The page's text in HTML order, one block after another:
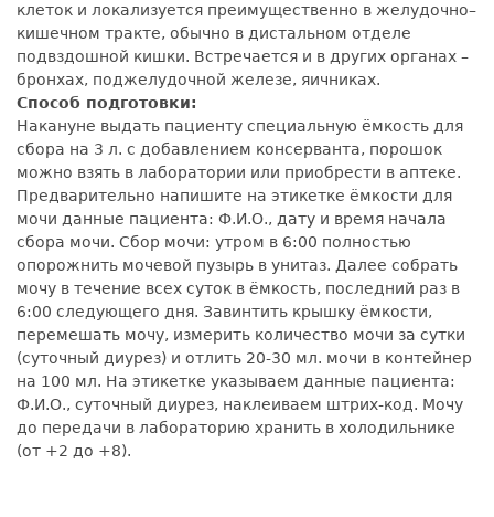
клеток и локализуется преимущественно в желудочно–
кишечном тракте, обычно в дистальном отделе
подвздошной кишки. Встречается и в других органах –
бронхах, поджелудочной железе, яичниках.
Способ подготовки:
Накануне выдать пациенту специальную ёмкость для
сбора на 3 л. с добавлением консерванта, порошок
можно взять в лаборатории или приобрести в аптеке.
Предварительно напишите на этикетке ёмкости для
мочи данные пациента: Ф.И.О., дату и время начала
сбора мочи. Сбор мочи: утром в 6:00 полностью
опорожнить мочевой пузырь в унитаз. Далее собрать
мочу в течение всех суток в ёмкость, последний раз в
6:00 следующего дня. Завинтить крышку ёмкости,
перемешать мочу, измерить количество мочи за сутки
(суточный диурез) и отлить 20-30 мл. мочи в контейнер
на 100 мл. На этикетке указываем данные пациента:
Ф.И.О., суточный диурез, наклеиваем штрих-код. Мочу
до передачи в лабораторию хранить в холодильнике
(от +2 до +8).